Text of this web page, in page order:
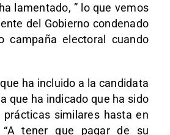
lamentado, ” lo que vemos
del Gobierno condenado
campaña electoral cuando
ha incluido a la candidata
que ha indicado que ha sido
prácticas similares hasta en
“A tener que pagar de su